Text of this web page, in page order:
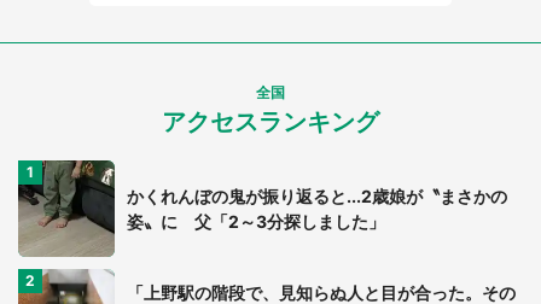
全国
アクセスランキング
かくれんぼの鬼が振り返ると...2歳娘が〝まさかの
姿〟に 父「2～3分探しました」
「上野駅の階段で、見知らぬ人と目が合った。その